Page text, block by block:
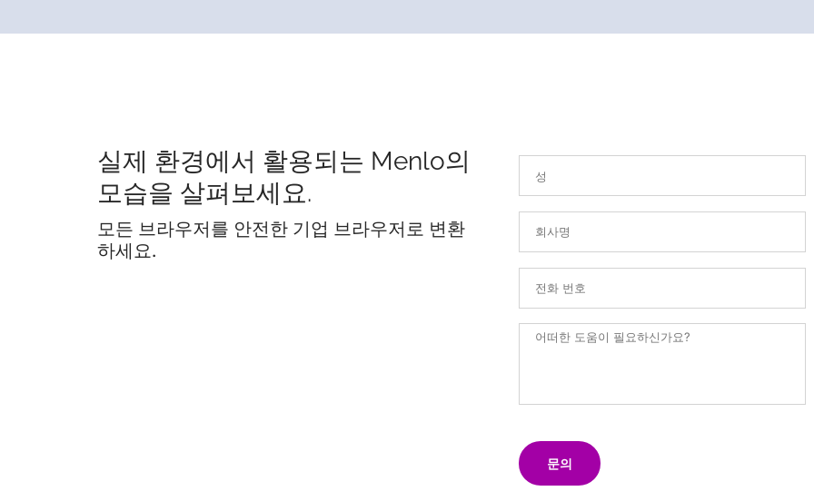
실제 환경에서 활용되는 Menlo의
모습을 살펴보세요.
모든 브라우저를 안전한 기업 브라우저로 변환
하세요.
문의